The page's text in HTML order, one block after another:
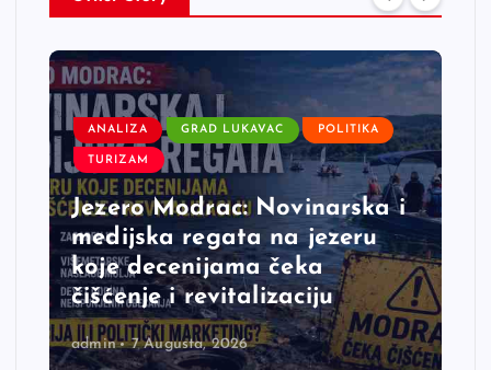
ANALIZA GRAD LUKAVAC POLITIKA
TURIZAM
Jezero Modrac: Novinarska i
medijska regata na jezeru
koje decenijama čeka
čišćenje i revitalizaciju
admin 7 Augusta, 2026